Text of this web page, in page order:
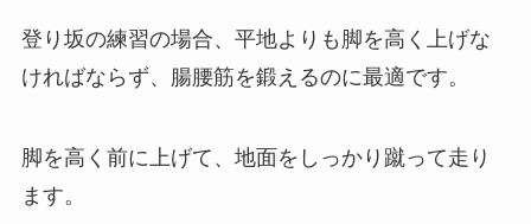
登り坂の練習の場合、平地よりも脚を高く上げな
ければならず、腸腰筋を鍛えるのに最適です。
脚を高く前に上げて、地面をしっかり蹴って走り
ます。